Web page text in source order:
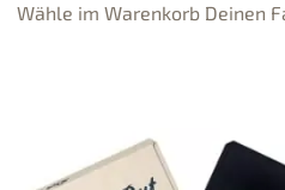
Wähle im Warenkorb Deinen